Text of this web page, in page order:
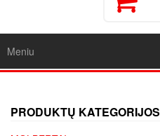
Meniu
PRODUKTŲ KATEGORIJOS